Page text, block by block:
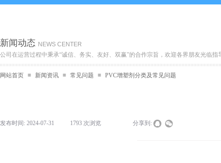
新闻动态 NEWS CENTER
公司在运营过程中秉承“诚信、务实、友好、双赢”的合作宗旨，欢迎各界朋友光临指
网站首页 ≡ 新闻资讯 ≡ 常见问题 ≡ PVC增塑剂分类及常见问题
发布时间: 2024-07-31 1793 次浏览 分享到: